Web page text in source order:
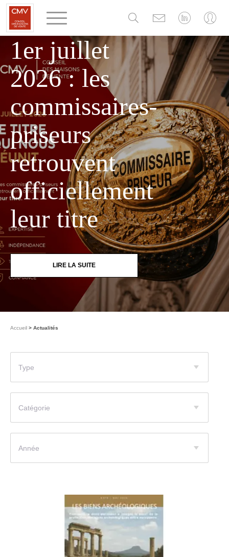
MERCREDI 1 JUILLET 2026
1er juillet
2026 : les
commissaires-
priseurs
retrouvent
officiellement
leur titre
LIRE LA SUITE
Accueil Actualités
Type
Catégorie
Année
Panneau de gestion des cookies